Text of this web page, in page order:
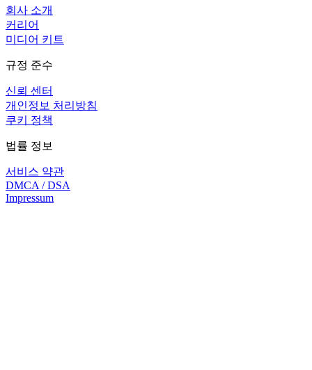
회사 소개
커리어
미디어 키트
규정 준수
신뢰 센터
개인정보 처리방침
쿠키 정책
법률 정보
서비스 약관
DMCA / DSA
Impressum